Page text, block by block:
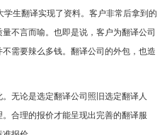
生翻译实现了资料。客户非常后拿到的
不言而喻。也即是说，客户为翻译公司
需要辣么多钱。翻译公司的外包，也造
论是选定翻译公司照旧选定翻译人
合理的报价才能呈现出完善的翻译服